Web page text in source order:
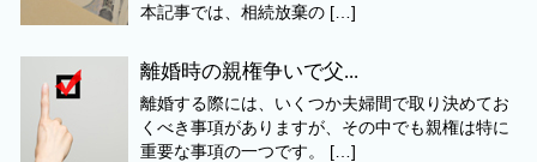
本記事では、相続放棄の […]
離婚時の親権争いで父...
離婚する際には、いくつか夫婦間で取り決めてお
くべき事項がありますが、その中でも親権は特に
重要な事項の一つです。 […]